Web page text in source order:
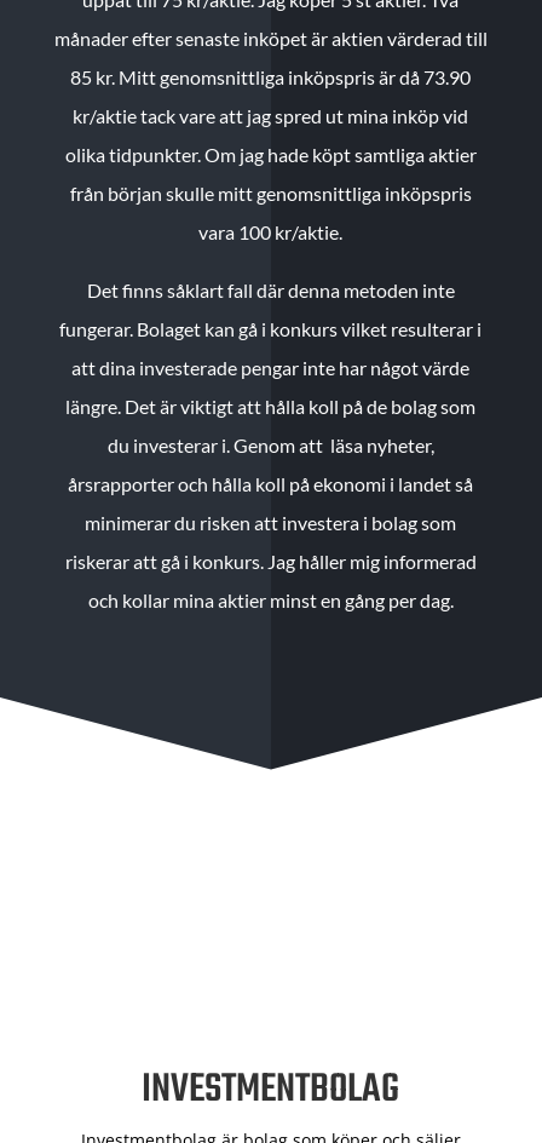
månader efter senaste inköpet är aktien värderad till
85 kr. Mitt genomsnittliga inköpspris är då 73.90
kr/aktie tack vare att jag spred ut mina inköp vid
olika tidpunkter. Om jag hade köpt samtliga aktier
från början skulle mitt genomsnittliga inköpspris
vara 100 kr/aktie.
Det finns såklart fall där denna metoden inte
fungerar. Bolaget kan gå i konkurs vilket resulterar i
att dina investerade pengar inte har något värde
längre. Det är viktigt att hålla koll på de bolag som
du investerar i. Genom att läsa nyheter,
årsrapporter och hålla koll på ekonomi i landet så
minimerar du risken att investera i bolag som
riskerar att gå i konkurs. Jag håller mig informerad
och kollar mina aktier minst en gång per dag.
INVESTMENTBOLAG